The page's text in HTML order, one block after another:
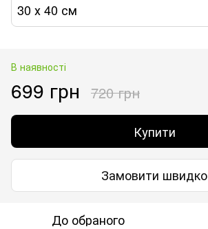
30 х 40 см
В наявності
699 грн 720 грн
Купити
Замовити швидко
До обраного